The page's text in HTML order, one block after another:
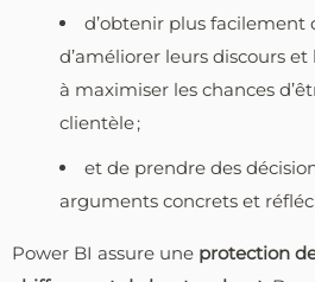
d’obtenir plus facilement
d’améliorer leurs discours
à maximiser les chances
clientèle ;
et de prendre des
arguments concrets et
Power BI assure une protection